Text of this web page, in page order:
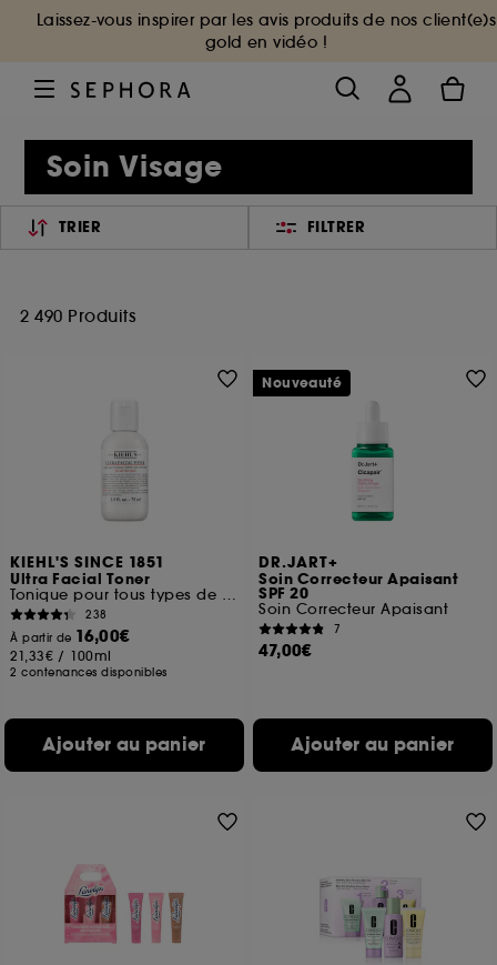
Laissez-vous inspirer par les avis produits de nos client(e)s
gold en vidéo !
Soin Visage
TRIER FILTRER
2 490 Produits
KIEHL'S SINCE 1851
Ultra Facial Toner
Tonique pour tous types de peaux Format voyage
238
À partir de 16,00€
21,33€ / 100ml
2 contenances disponibles
Ajouter au panier
DR.JART+
Soin Correcteur Apaisant
SPF 20
Soin Correcteur Apaisant
7
47,00€
Ajouter au panier
Nouveauté